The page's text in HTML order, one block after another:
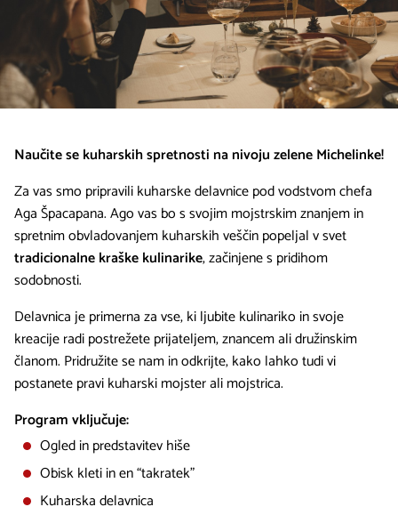
Naučite se kuharskih spretnosti na nivoju zelene Michelinke!
Za vas smo pripravili kuharske delavnice pod vodstvom chefa
Aga Špacapana. Ago vas bo s svojim mojstrskim znanjem in
spretnim obvladovanjem kuharskih veščin popeljal v svet
tradicionalne kraške kulinarike, začinjene s pridihom
sodobnosti.
Delavnica je primerna za vse, ki ljubite kulinariko in svoje
kreacije radi postrežete prijateljem, znancem ali družinskim
članom. Pridružite se nam in odkrijte, kako lahko tudi vi
postanete pravi kuharski mojster ali mojstrica.
Program vključuje:
Ogled in predstavitev hiše
Obisk kleti in en “takratek”
Kuharska delavnica